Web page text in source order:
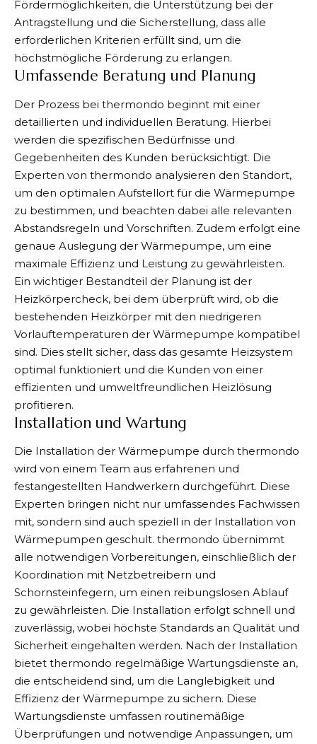
Fördermöglichkeiten, die Unterstützung bei der
Antragstellung und die Sicherstellung, dass alle
erforderlichen Kriterien erfüllt sind, um die
höchstmögliche Förderung zu erlangen.
Umfassende Beratung und Planung
Der Prozess bei thermondo beginnt mit einer
detaillierten und individuellen Beratung. Hierbei
werden die spezifischen Bedürfnisse und
Gegebenheiten des Kunden berücksichtigt. Die
Experten von thermondo analysieren den Standort,
um den optimalen Aufstellort für die Wärmepumpe
zu bestimmen, und beachten dabei alle relevanten
Abstandsregeln und Vorschriften. Zudem erfolgt eine
genaue Auslegung der Wärmepumpe, um eine
maximale Effizienz und Leistung zu gewährleisten.
Ein wichtiger Bestandteil der Planung ist der
Heizkörpercheck, bei dem überprüft wird, ob die
bestehenden Heizkörper mit den niedrigeren
Vorlauftemperaturen der Wärmepumpe kompatibel
sind. Dies stellt sicher, dass das gesamte Heizsystem
optimal funktioniert und die Kunden von einer
effizienten und umweltfreundlichen Heizlösung
profitieren.
Installation und Wartung
Die Installation der Wärmepumpe durch thermondo
wird von einem Team aus erfahrenen und
festangestellten Handwerkern durchgeführt. Diese
Experten bringen nicht nur umfassendes Fachwissen
mit, sondern sind auch speziell in der Installation von
Wärmepumpen geschult. thermondo übernimmt
alle notwendigen Vorbereitungen, einschließlich der
Koordination mit Netzbetreibern und
Schornsteinfegern, um einen reibungslosen Ablauf
zu gewährleisten. Die Installation erfolgt schnell und
zuverlässig, wobei höchste Standards an Qualität und
Sicherheit eingehalten werden. Nach der Installation
bietet thermondo regelmäßige Wartungsdienste an,
die entscheidend sind, um die Langlebigkeit und
Effizienz der Wärmepumpe zu sichern. Diese
Wartungsdienste umfassen routinemäßige
Überprüfungen und notwendige Anpassungen, um